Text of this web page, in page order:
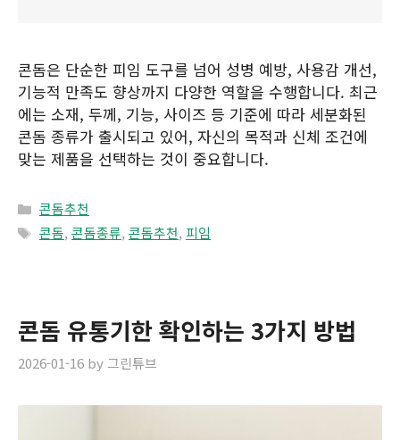
콘돔은 단순한 피임 도구를 넘어 성병 예방, 사용감 개선,
기능적 만족도 향상까지 다양한 역할을 수행합니다. 최근
에는 소재, 두께, 기능, 사이즈 등 기준에 따라 세분화된
콘돔 종류가 출시되고 있어, 자신의 목적과 신체 조건에
맞는 제품을 선택하는 것이 중요합니다.
Categories
콘돔추천
Tags
콘돔,콘돔종류,콘돔추천, 피임
콘돔 유통기한 확인하는 3가지 방법
2026-01-16 by그린튜브